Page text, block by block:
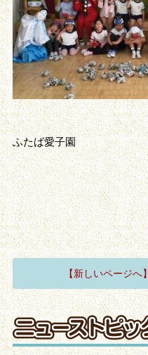
ふたば愛子園
【新しいページへ】